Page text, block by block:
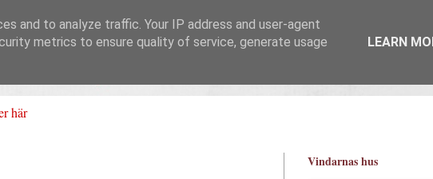
här
Vindarnas hus
and to analyze traffic. Your IP address and user-agent
metrics to ensure quality of service, generate usage
LEARN